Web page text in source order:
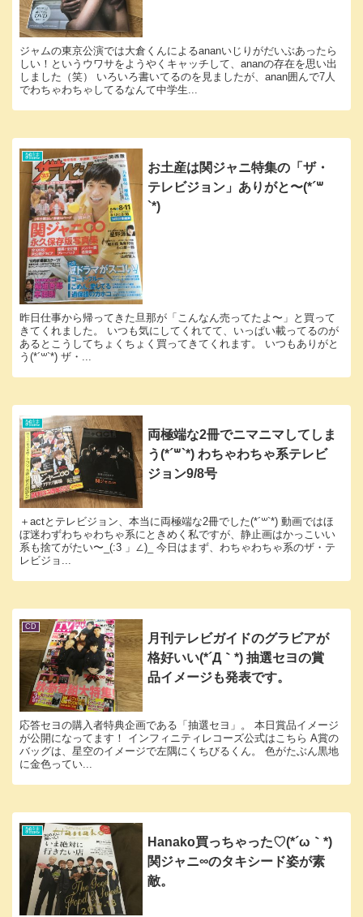
ジャムの東京公演では大倉くんによるananいじりがだいぶあったら
しい！というウワサをようやくキャッチして、ananの存在を思い出
しました（笑） いろいろ書いてるのを見ましたが、anan囲んで7人
でわちゃわちゃしてるなんて中学生...
雑誌
お土産は関ジャニ特集の「ザ・
テレビジョン」ありがと〜(*´꒳
`*)
昨日仕事から帰ってきた旦那が「こんなん売ってたよ〜」と買って
きてくれました。 いつも気にしてくれてて、いっぱい載ってるのが
あるとこうしてちょくちょく買ってきてくれます。 いつもありがと
う(*´꒳`*) ザ・...
雑誌
両極端な2冊でニマニマしてしま
う(*´꒳`*) わちゃわちゃ系テレビ
ジョン9/8号
＋actとテレビジョン、本当に両極端な2冊でした(*´꒳`*) 動画ではほ
ぼ迷わずわちゃわちゃ系にときめく私ですが、静止画はかっこいい
系も捨てがたい〜_(:3 」∠)_ 今日はまず、わちゃわちゃ系のザ・テ
レビジョ...
CD
月刊テレビガイドのグラビアが
格好いい(*´Д｀*) 抽選セヨの賞
品イメージも発表です。
応答セヨの購入者特典企画である「抽選セヨ」。 本日賞品イメージ
が公開になってます！ インフィニティレコーズ公式はこちら A賞の
バッグは、星空のイメージで左隅にくちびるくん。 色がたぶん黒地
に金色ってい...
雑誌
Hanako買っちゃった♡(*´ω｀*)
関ジャニ∞のタキシード姿が素
敵。